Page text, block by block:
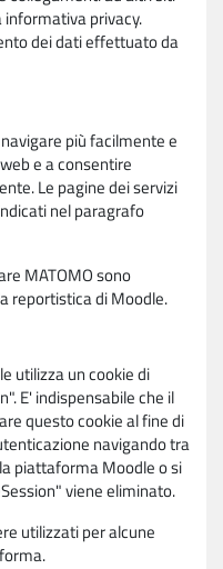
privacy.
dei dati effettuato da
più facilmente e
e a consentire
Le pagine dei servizi
nel paragrafo
MATOMO sono
reportistica di Moodle.
utilizza un cookie di
E' indispensabile che il
questo cookie al fine di
navigando tra
piattaforma Moodle o si
viene eliminato.
utilizzati per alcune